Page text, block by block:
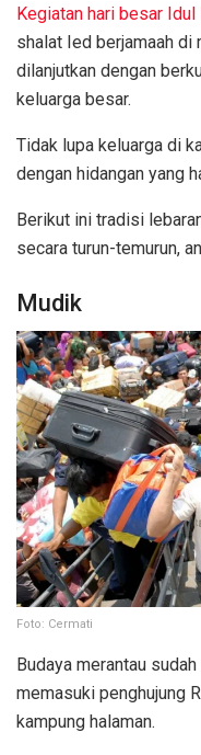
Kegiatan hari besar Idul
shalat Ied berjamaah di
dilanjutkan dengan
keluarga besar.
Tidak lupa keluarga di
dengan hidangan yang
Berikut ini tradisi
secara turun-temurun,
Mudik
Foto: Cermati
Budaya merantau
memasuki penghujung
kampung halaman.